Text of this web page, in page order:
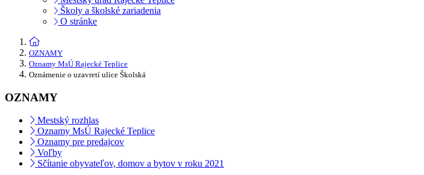
Školy a školské zariadenia
O stránke
OZNAMY
Oznamy MsÚ Rajecké Teplice
Oznámenie o uzavretí ulice Školská
OZNAMY
Mestský rozhlas
Oznamy MsÚ Rajecké Teplice
Oznamy pre predajcov
Voľby
Sčítanie obyvateľov, domov a bytov v roku 2021